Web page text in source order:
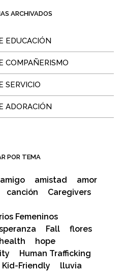
ARCHIVADOS
EDUCACIÓN
COMPAÑERISMO
SERVICIO
ADORACIÓN
POR TEMA
amigo amistad
amor
canción
Caregivers
Femeninos
Fall
flores
health
hope
Human Trafficking
Kid-Friendly
lluvia